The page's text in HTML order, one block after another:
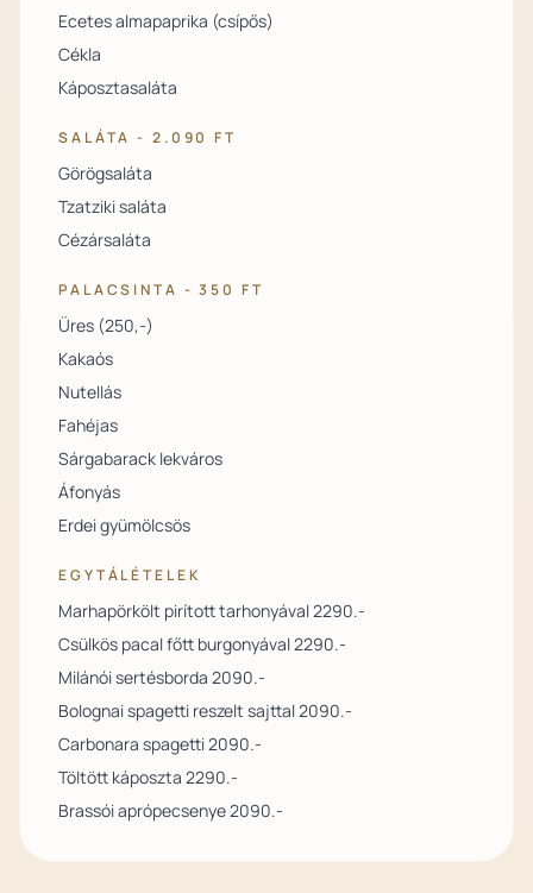
Ecetes almapaprika (csípős)
Cékla
Káposztasaláta
SALÁTA - 2.090 FT
Görögsaláta
Tzatziki saláta
Cézársaláta
PALACSINTA - 350 FT
Üres (250,-)
Kakaós
Nutellás
Fahéjas
Sárgabarack lekváros
Áfonyás
Erdei gyümölcsös
EGYTÁLÉTELEK
Marhapörkölt pirított tarhonyával 2290.-
Csülkös pacal főtt burgonyával 2290.-
Milánói sertésborda 2090.-
Bolognai spagetti reszelt sajttal 2090.-
Carbonara spagetti 2090.-
Töltött káposzta 2290.-
Brassói aprópecsenye 2090.-